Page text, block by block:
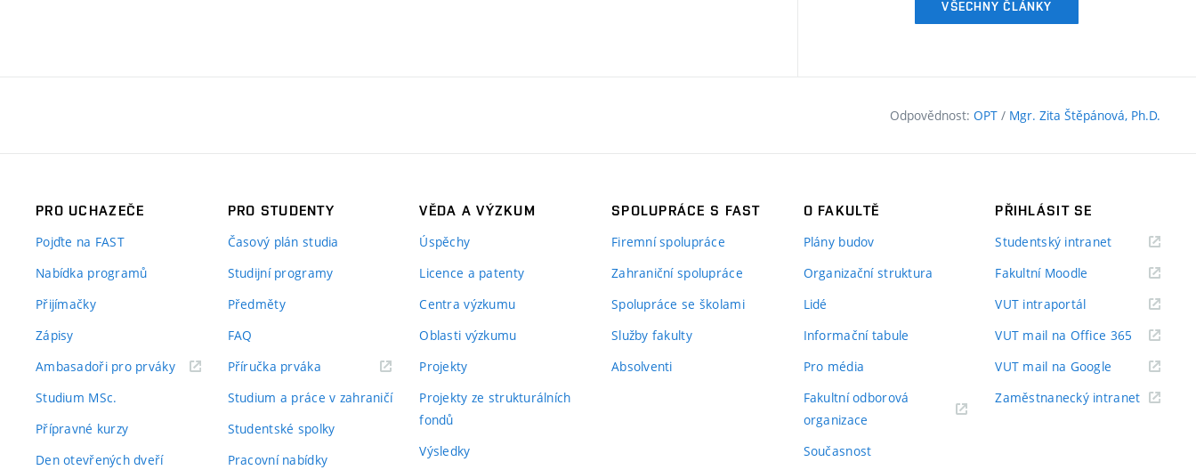
VŠECHNY ČLÁNKY
Odpovědnost: OPT / Mgr. Zita Štěpánová, Ph.D.
PRO UCHAZEČE
Pojďte na FAST
Nabídka programů
Přijímačky
Zápisy
Ambasadoři pro prváky(externí
Studium MSc.
Přípravné kurzy
Den otevřených dveří
PRO STUDENTY
Časový plán studia
Studijní programy
Předměty
FAQ
Příručka prváka(externí
Studium a práce v zahraničí
Studentské spolky
Pracovní nabídky
VĚDA A VÝZKUM
Úspěchy
Licence a patenty
Centra výzkumu
Oblasti výzkumu
Projekty
Projekty ze strukturálních
fondů
Výsledky
SPOLUPRÁCE S FAST
Firemní spolupráce
Zahraniční spolupráce
Spolupráce se školami
Služby fakulty
Absolventi
O FAKULTĚ
Plány budov
Organizační struktura
Lidé
Informační tabule
Pro média
Fakultní odborová
organizace
Současnost
PŘIHLÁSIT SE
Studentský intranet(externí
Fakultní Moodle
VUT intraportál(externí
VUT mail na Office 365 (externí
odkaz)
VUT mail na Google (externí
Zaměstnanecký intranet(externí